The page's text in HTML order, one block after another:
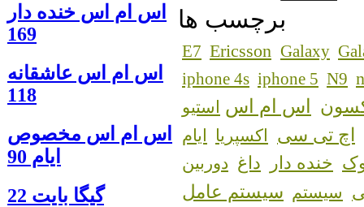
اس ام اس خنده دار
169
اس ام اس عاشقانه
118
اس ام اس مخصوص
ایام 90
گيگا بايت 22
برچسب ها
E7 Ericsson Galaxy
iphone 4s iphone 5 N9
اس ام اس استیو
اچ تی سی اکسپریا ایام
خنده دار داغ دوربین
سیستم سیستم عامل